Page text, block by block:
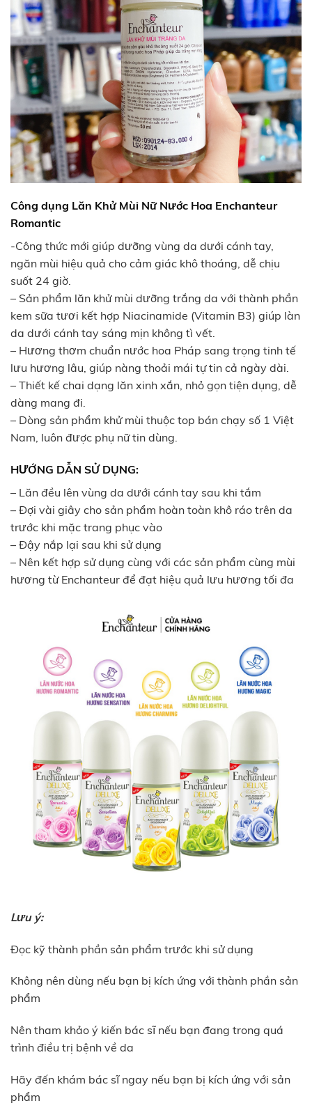
Công dụng Lăn Khử Mùi Nữ Nước Hoa Enchanteur
Romantic
-Công thức mới giúp dưỡng vùng da dưới cánh tay,
ngăn mùi hiệu quả cho cảm giác khô thoáng, dễ chịu
suốt 24 giờ.
– Sản phẩm lăn khử mùi dưỡng trắng da với thành phần
kem sữa tươi kết hợp Niacinamide (Vitamin B3) giúp làn
da dưới cánh tay sáng mịn không tì vết.
– Hương thơm chuẩn nước hoa Pháp sang trọng tinh tế
lưu hương lâu, giúp nàng thoải mái tự tin cả ngày dài.
– Thiết kế chai dạng lăn xinh xắn, nhỏ gọn tiện dụng, dễ
dàng mang đi.
– Dòng sản phẩm khử mùi thuộc top bán chạy số 1 Việt
Nam, luôn được phụ nữ tin dùng.
HƯỚNG DẪN SỬ DỤNG:
– Lăn đều lên vùng da dưới cánh tay sau khi tắm
– Đợi vài giây cho sản phẩm hoàn toàn khô ráo trên da
trước khi mặc trang phục vào
– Đậy nắp lại sau khi sử dụng
– Nên kết hợp sử dụng cùng với các sản phẩm cùng mùi
hương từ Enchanteur để đạt hiệu quả lưu hương tối đa
Lưu ý:
Đọc kỹ thành phần sản phẩm trước khi sử dụng
Không nên dùng nếu bạn bị kích ứng với thành phần sản
phẩm
Nên tham khảo ý kiến bác sĩ nếu bạn đang trong quá
trình điều trị bệnh về da
Hãy đến khám bác sĩ ngay nếu bạn bị kích ứng với sản
phẩm